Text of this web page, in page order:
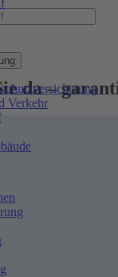
Verkehr
da –